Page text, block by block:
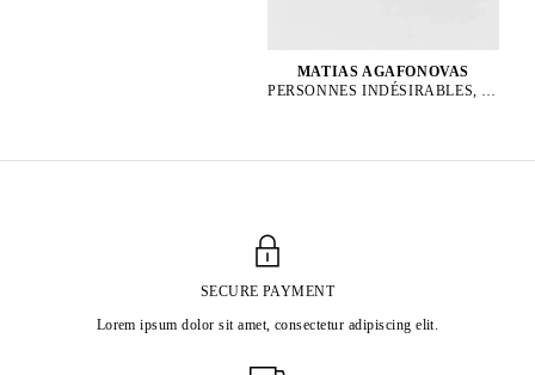
MATIAS AGAFONOVAS
PERSONNES INDÉSIRABLES, 2025
SECURE PAYMENT
Lorem ipsum dolor sit amet, consectetur adipiscing elit.